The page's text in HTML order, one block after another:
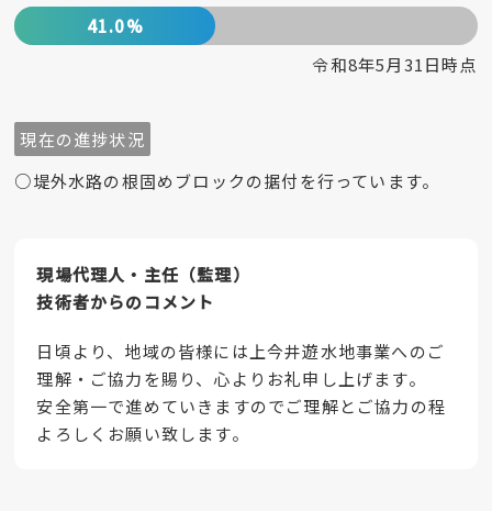
41.0%
令和8年5月31日時点
現在の進捗状況
○堤外水路の根固めブロックの据付を行っています。
現場代理人・主任（監理）
技術者からのコメント
日頃より、地域の皆様には上今井遊水地事業へのご
理解・ご協力を賜り、心よりお礼申し上げます。
安全第一で進めていきますのでご理解とご協力の程
よろしくお願い致します。